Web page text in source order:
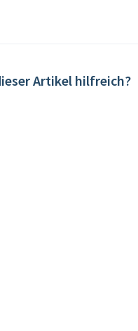
Artikel hilfreich?